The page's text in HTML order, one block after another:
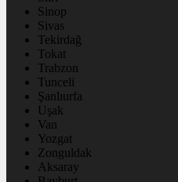
Sinop
Sivas
Tekirdağ
Tokat
Trabzon
Tunceli
Şanlıurfa
Uşak
Van
Yozgat
Zonguldak
Aksaray